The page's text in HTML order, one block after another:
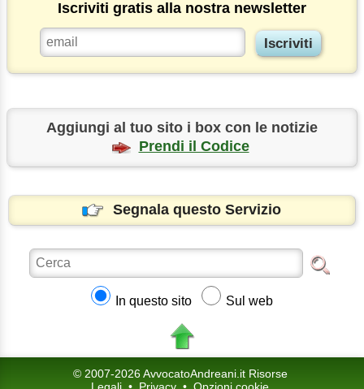
Iscriviti gratis alla nostra newsletter
Aggiungi al tuo sito i box con le notizie
Prendi il Codice
Segnala questo Servizio
In questo sito Sul web
© 2007-2026 AvvocatoAndreani.it Risorse